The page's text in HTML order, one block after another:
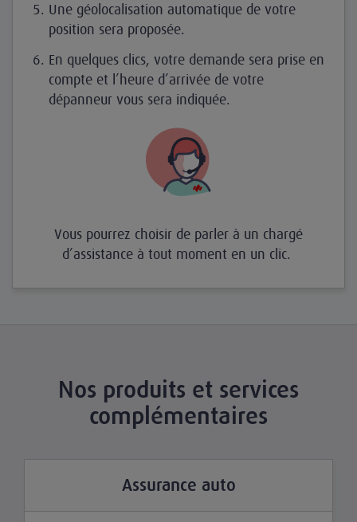
Une géolocalisation automatique de votre
position sera proposée.
En quelques clics, votre demande sera prise en
compte et l’heure d’arrivée de votre
dépanneur vous sera indiquée.
Vous pourrez choisir de parler à un chargé
d’assistance à tout moment en un clic.
Nos produits et services
complémentaires
Assurance auto